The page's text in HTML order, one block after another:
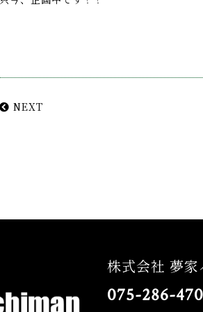
NEXT
株式会社 夢家
075-286-